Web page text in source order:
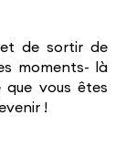
de sortir de
moments- là
que vous êtes
!